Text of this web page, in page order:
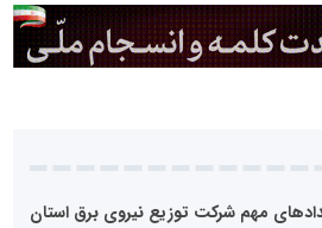
مهم شرکت توزیع نیروی برق استان